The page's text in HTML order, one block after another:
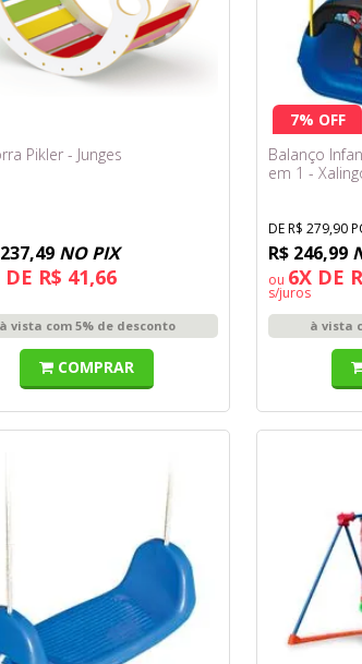
Pikler - Junges
NO PIX
DE R$ 41,66
à vista com 5% de desconto
COMPRAR
7% OFF
Balanço
em 1 -
DE R$ 279,90
R$ 246,99
ou 6X DE
s/juros
à vista